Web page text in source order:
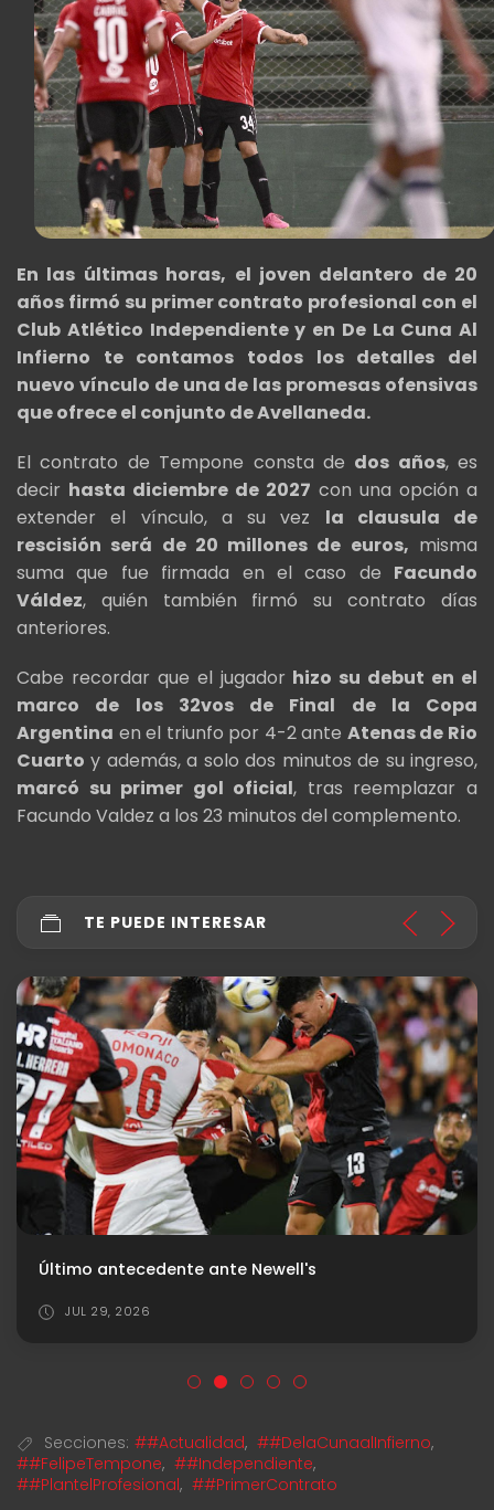
En las últimas horas, el joven delantero de 20
años firmó su primer contrato profesional con el
Club Atlético Independiente y en De La Cuna Al
Infierno te contamos todos los detalles del
nuevo vínculo de una de las promesas ofensivas
que ofrece el conjunto de Avellaneda.
El contrato de Tempone consta de dos años, es
decir hasta diciembre de 2027 con una opción a
extender el vínculo, a su vez la clausula de
rescisión será de 20 millones de euros, misma
suma que fue firmada en el caso de Facundo
Váldez, quién también firmó su contrato días
anteriores.
Cabe recordar que el jugador hizo su debut en el
marco de los 32vos de Final de la Copa
Argentina en el triunfo por 4-2 ante Atenas de Rio
Cuarto y además, a solo dos minutos de su ingreso,
marcó su primer gol oficial, tras reemplazar a
Facundo Valdez a los 23 minutos del complemento.
TE PUEDE INTERESAR
Último antecedente ante Newell's
JUL 29, 2026
Secciones: ##Actualidad, ##DelaCunaalInfierno,
##FelipeTempone, ##Independiente,
##PlantelProfesional, ##PrimerContrato